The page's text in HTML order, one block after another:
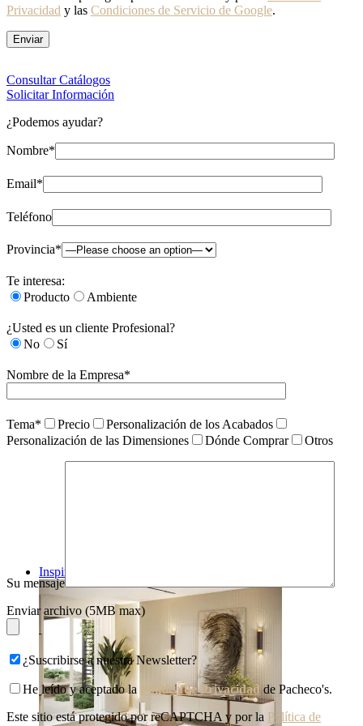
Inspiraciones
Privacidad y las Condiciones de Servicio de Google.
Consultar Catálogos
Solicitar Información
¿Podemos ayudar?
Nombre*
Email*
Teléfono
Provincia*
Te interesa:
Producto
Ambiente
¿Usted es un cliente Profesional?
No
Sí
Nombre de la Empresa*
Tema* Precio
Personalización de los Acabados
Personalización de las Dimensiones
Dónde Comprar Otros
Su mensaje
Enviar archivo (5MB max)
¿Suscribirse a nuestra Newsletter?
He leído y aceptado la Política de Privacidad de Pacheco's.
Este sitio está protegido por reCAPTCHA y por la Política de